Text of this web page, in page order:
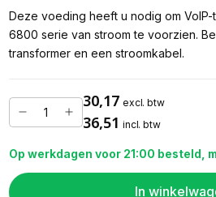
Deze voeding heeft u nodig om
6800 serie van stroom te voorzien.
transformer en een stroomkabel.
30,17 excl. btw
36,51 incl. btw
Op werkdagen voor 21:00 besteld,
In